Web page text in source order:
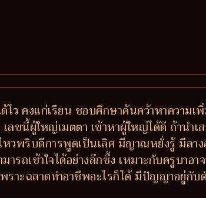
ไว คงแก่เรียน ชอบศึกษาค้นคว้าหาความ
ขนี้ผู้ใหญ่เมตตา เข้าหาผู้ใหญ่ได้ดี ถ้านำ
ไหวพริบดีการพูดเป็นเลิศ มีญาณหยั่งรู้ มีล
รถเข้าใจได้อย่างลึกซึ้ง เหมาะกับครูบา
าะฉลาดทำอาชีพอะไรก็ได้ มีปัญญาอยู่กับ